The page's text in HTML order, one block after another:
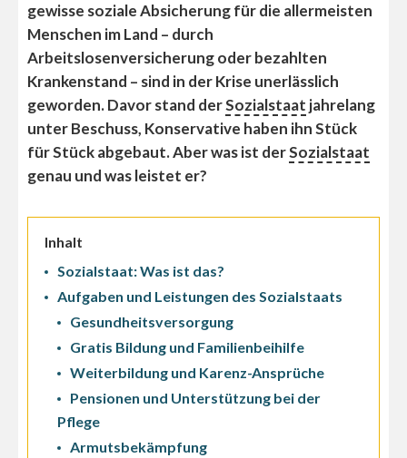
gewisse soziale Absicherung für die allermeisten
Menschen im Land – durch
Arbeitslosenversicherung oder bezahlten
Krankenstand – sind in der Krise unerlässlich
geworden. Davor stand derSozialstaat jahrelang
unter Beschuss, Konservative haben ihn Stück
für Stück abgebaut. Aber was ist derSozialstaat
genau und was leistet er?
Inhalt
Sozialstaat: Was ist das?
Aufgaben und Leistungen des Sozialstaats
Gesundheitsversorgung
Gratis Bildung und Familienbeihilfe
Weiterbildung und Karenz-Ansprüche
Pensionen und Unterstützung bei der
Pflege
Armutsbekämpfung